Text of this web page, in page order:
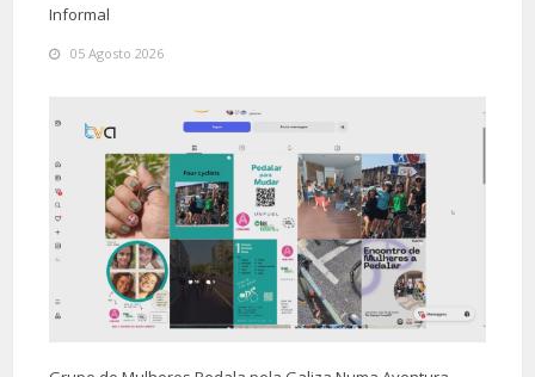
Informal
05 Agosto 2026